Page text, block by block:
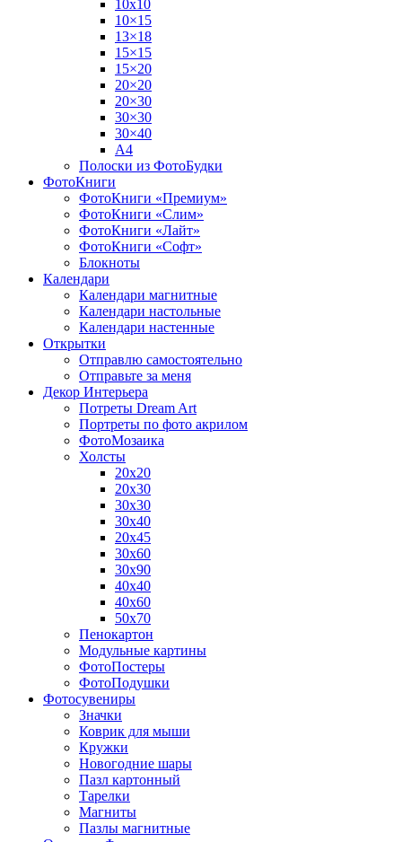
10х10
10×15
13×18
15×15
15×20
20×20
20×30
30×30
30×40
A4
Полоски из ФотоБудки
ФотоКниги
ФотоКниги «Премиум»
ФотоКниги «Слим»
ФотоКниги «Лайт»
ФотоКниги «Софт»
Блокноты
Календари
Календари магнитные
Календари настольные
Календари настенные
Открытки
Отправлю самостоятельно
Отправьте за меня
Декор Интерьера
Потреты Dream Art
Портреты по фото акрилом
ФотоМозаика
Холсты
20х20
20х30
30х30
30х40
20х45
30х60
30х90
40х40
40х60
50х70
Пенокартон
Модульные картины
ФотоПостеры
ФотоПодушки
Фотоcувениры
Значки
Коврик для мыши
Кружки
Новогодние шары
Пазл картонный
Тарелки
Магниты
Пазлы магнитные